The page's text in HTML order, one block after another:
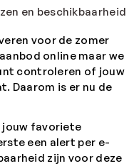
en beschikbaarheid
voor de zomer
online maar we
controleren of jouw
Daarom is er nu de
jouw favoriete
een alert per e-
zijn voor deze